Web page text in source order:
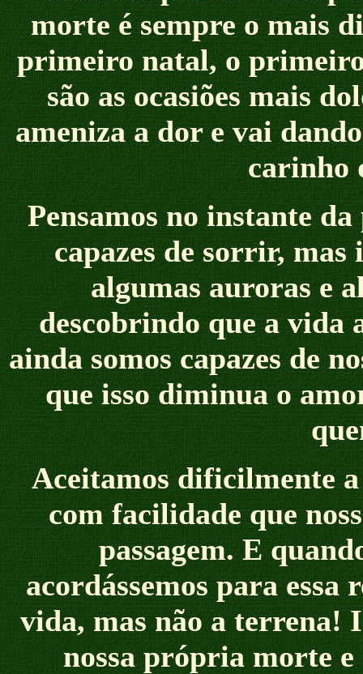
morte é sempre o mais
primeiro natal, o
são as ocasiões mais
ameniza a dor e vai
carinho
Pensamos no instante
capazes de sorrir, mas
algumas auroras e
descobrindo que a vida
ainda somos capazes de
que isso diminua o
Aceitamos dificilmente a
com facilidade que
passagem. E
acordássemos para essa
vida, mas não a terrena!
nossa própria morte e